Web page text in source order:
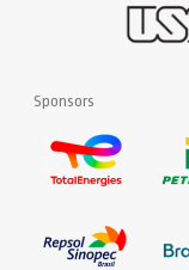
Sponsors